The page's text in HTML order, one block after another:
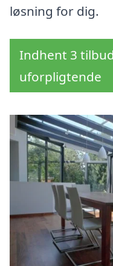
løsning for dig.
Indhent 3
uforpligtende